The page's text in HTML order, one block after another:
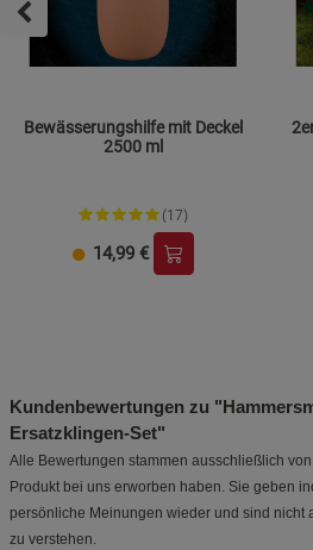
Bewässerungshilfe mit Deckel
2500 ml
(17)
14,99 €
Kundenbewertungen zu
Ersatzklingen-Set"
Alle Bewertungen stammen ausschließlich
Produkt bei uns erworben haben. Sie geben
persönliche Meinungen wieder und sind nicht
zu verstehen.